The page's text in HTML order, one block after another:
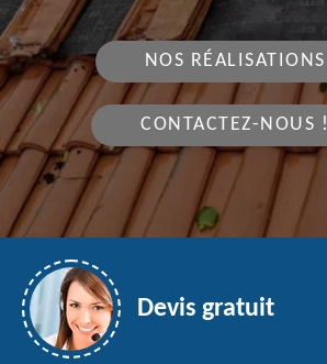
NOS RÉALISATIONS
CONTACTEZ-NOUS !
Devis gratuit